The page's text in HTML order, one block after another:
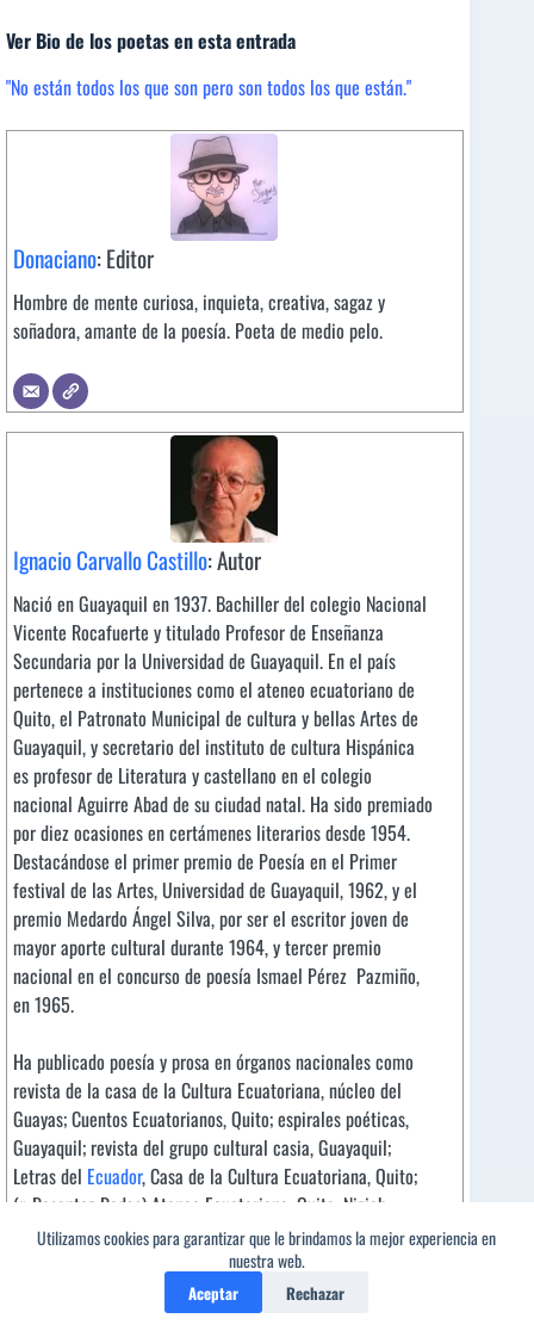
Utilizamos cookies para garantizar que le brindamos la mejor experiencia en
nuestra web.
Aceptar Rechazar
Ver Bio de los poetas en esta entrada
"No están todos los que son pero son todos los que están."
Donaciano: Editor
Hombre de mente curiosa, inquieta, creativa, sagaz y
soñadora, amante de la poesía. Poeta de medio pelo.
Ignacio Carvallo Castillo: Autor
Nació en Guayaquil en 1937. Bachiller del colegio Nacional
Vicente Rocafuerte y titulado Profesor de Enseñanza
Secundaria por la Universidad de Guayaquil. En el país
pertenece a instituciones como el ateneo ecuatoriano de
Quito, el Patronato Municipal de cultura y bellas Artes de
Guayaquil, y secretario del instituto de cultura Hispánica
es profesor de Literatura y castellano en el colegio
nacional Aguirre Abad de su ciudad natal. Ha sido premiado
por diez ocasiones en certámenes literarios desde 1954.
Destacándose el primer premio de Poesía en el Primer
festival de las Artes, Universidad de Guayaquil, 1962, y el
premio Medardo Ángel Silva, por ser el escritor joven de
mayor aporte cultural durante 1964, y tercer premio
nacional en el concurso de poesía Ismael Pérez Pazmiño,
en 1965.
Ha publicado poesía y prosa en órganos nacionales como
revista de la casa de la Cultura Ecuatoriana, núcleo del
Guayas; Cuentos Ecuatorianos, Quito; espirales poéticas,
Guayaquil; revista del grupo cultural casia, Guayaquil;
Letras del Ecuador, Casa de la Cultura Ecuatoriana, Quito;
(r. Pesantez Rodas) Ateneo Ecuatoriano, Quito; Niziah,
Quito; Equinoccio, Guayaquil, etc.Leer más...